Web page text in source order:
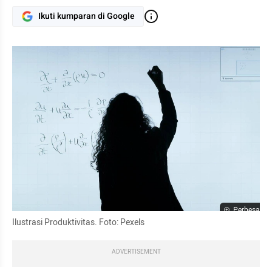
Ikuti kumparan di Google
Perbesar
Ilustrasi Produktivitas. Foto: Pexels
ADVERTISEMENT